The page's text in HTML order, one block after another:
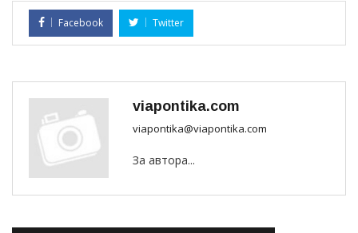
Facebook Twitter
viapontika.com
viapontika@viapontika.com
За автора...